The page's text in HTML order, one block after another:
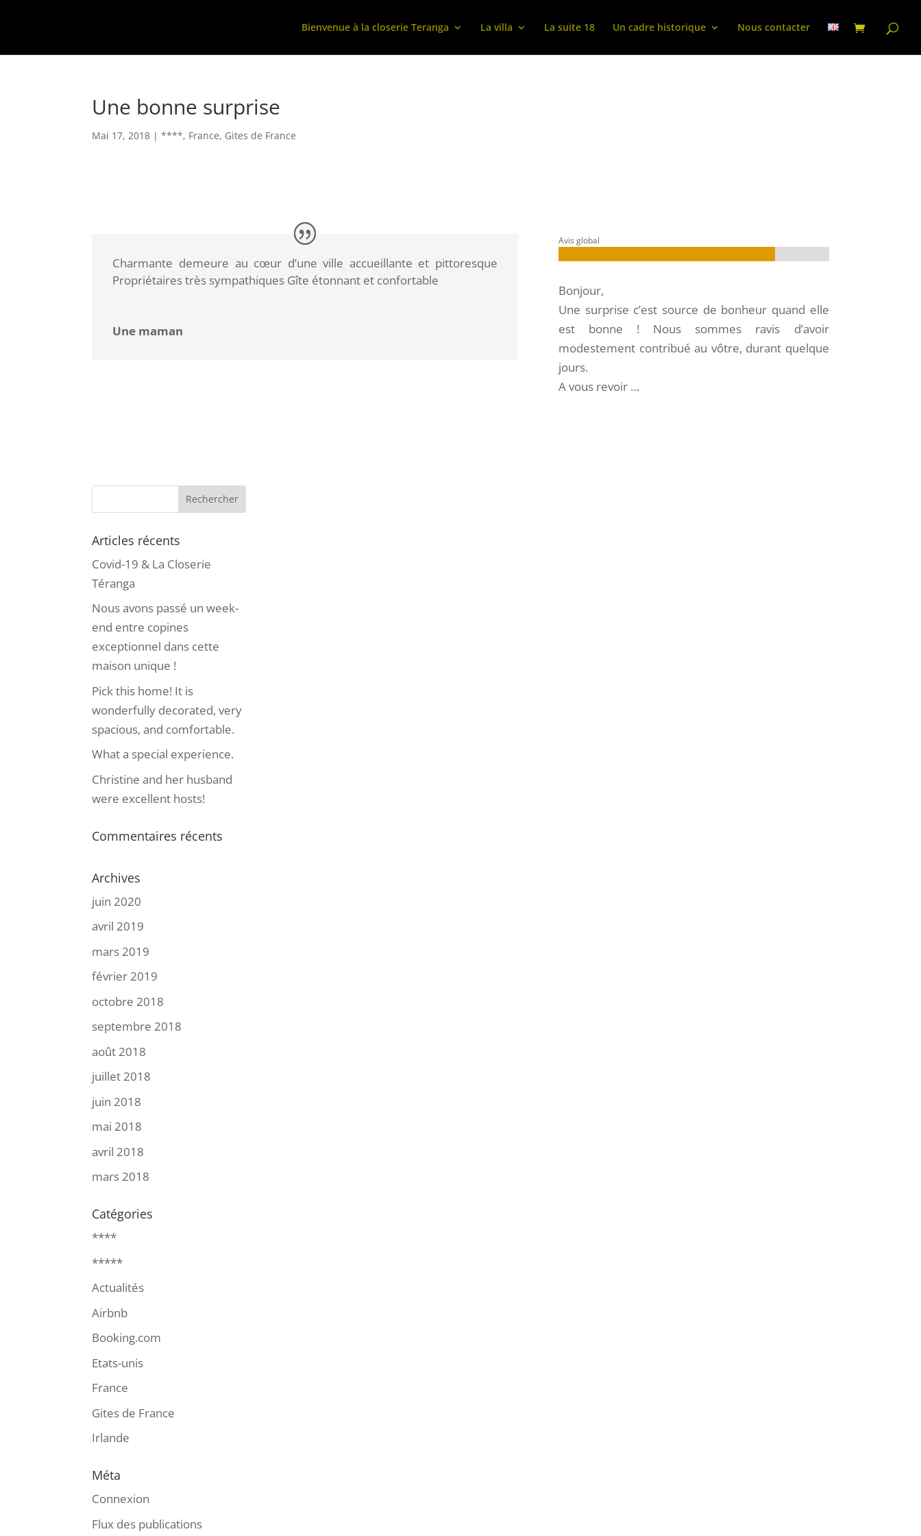
Bienvenue à la closerie Teranga La villa La suite 18 Un cadre historique Nous contacter
Une bonne surprise
Mai 17, 2018 |****, France, Gites de France
Charmante demeure au cœur d’une ville accueillante et pittoresque
Propriétaires très sympathiques Gîte étonnant et confortable
Une maman
Avis global
Bonjour,
Une surprise c’est source de bonheur quand elle
est bonne ! Nous sommes ravis d’avoir
modestement contribué au vôtre, durant quelque
jours.
A vous revoir …
Articles récents
Covid-19 & La Closerie
Téranga
Nous avons passé un week-
end entre copines
exceptionnel dans cette
maison unique !
Pick this home! It is
wonderfully decorated, very
spacious, and comfortable.
What a special experience.
Christine and her husband
were excellent hosts!
Commentaires récents
Archives
juin 2020
avril 2019
mars 2019
février 2019
octobre 2018
septembre 2018
août 2018
juillet 2018
juin 2018
mai 2018
avril 2018
mars 2018
Catégories
****
*****
Actualités
Airbnb
Booking.com
Etats-unis
France
Gites de France
Irlande
Méta
Connexion
Flux des publications